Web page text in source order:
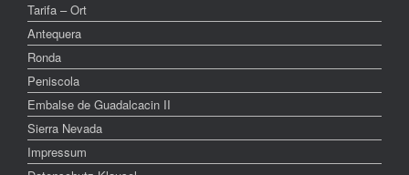
Tarifa – Ort
Antequera
Ronda
Peniscola
Embalse de Guadalcacin II
Sierra Nevada
Impressum